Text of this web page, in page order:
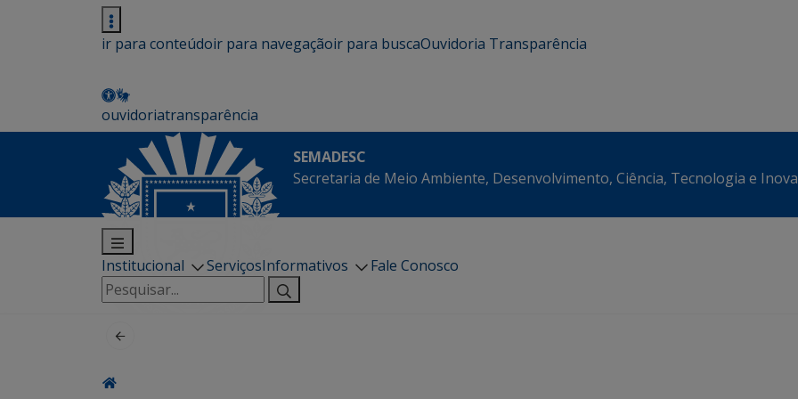
ir para conteúdoir para navegaçãoir para buscaOuvidoria Transparência
ouvidoriatransparência
SEMADESC
Secretaria de Meio Ambiente, Desenvolvimento, Ciência, Tecnologia e
Institucional ServiçosInformativos
Fale Conosco
Pesquisar
por: